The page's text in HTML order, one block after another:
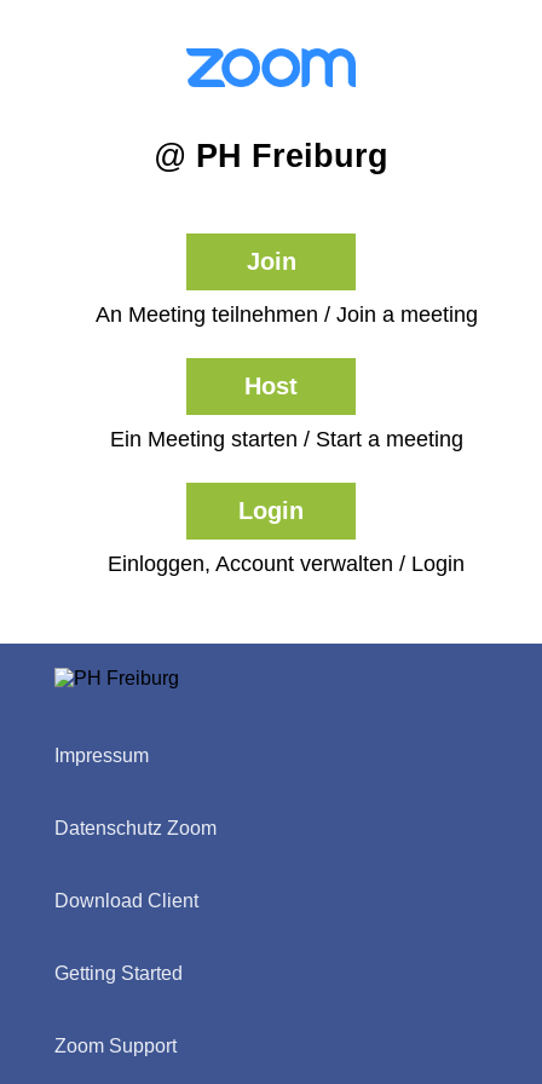
@ PH Freiburg
Join
An Meeting teilnehmen / Join a meeting
Host
Ein Meeting starten / Start a meeting
Login
Einloggen, Account verwalten / Login
Impressum
Datenschutz Zoom
Download Client
Getting Started
Zoom Support